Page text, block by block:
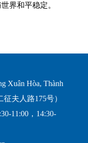
界和平稳定。
Xuân Hòa, Thành
夫人路175号）
11:00，14:30-